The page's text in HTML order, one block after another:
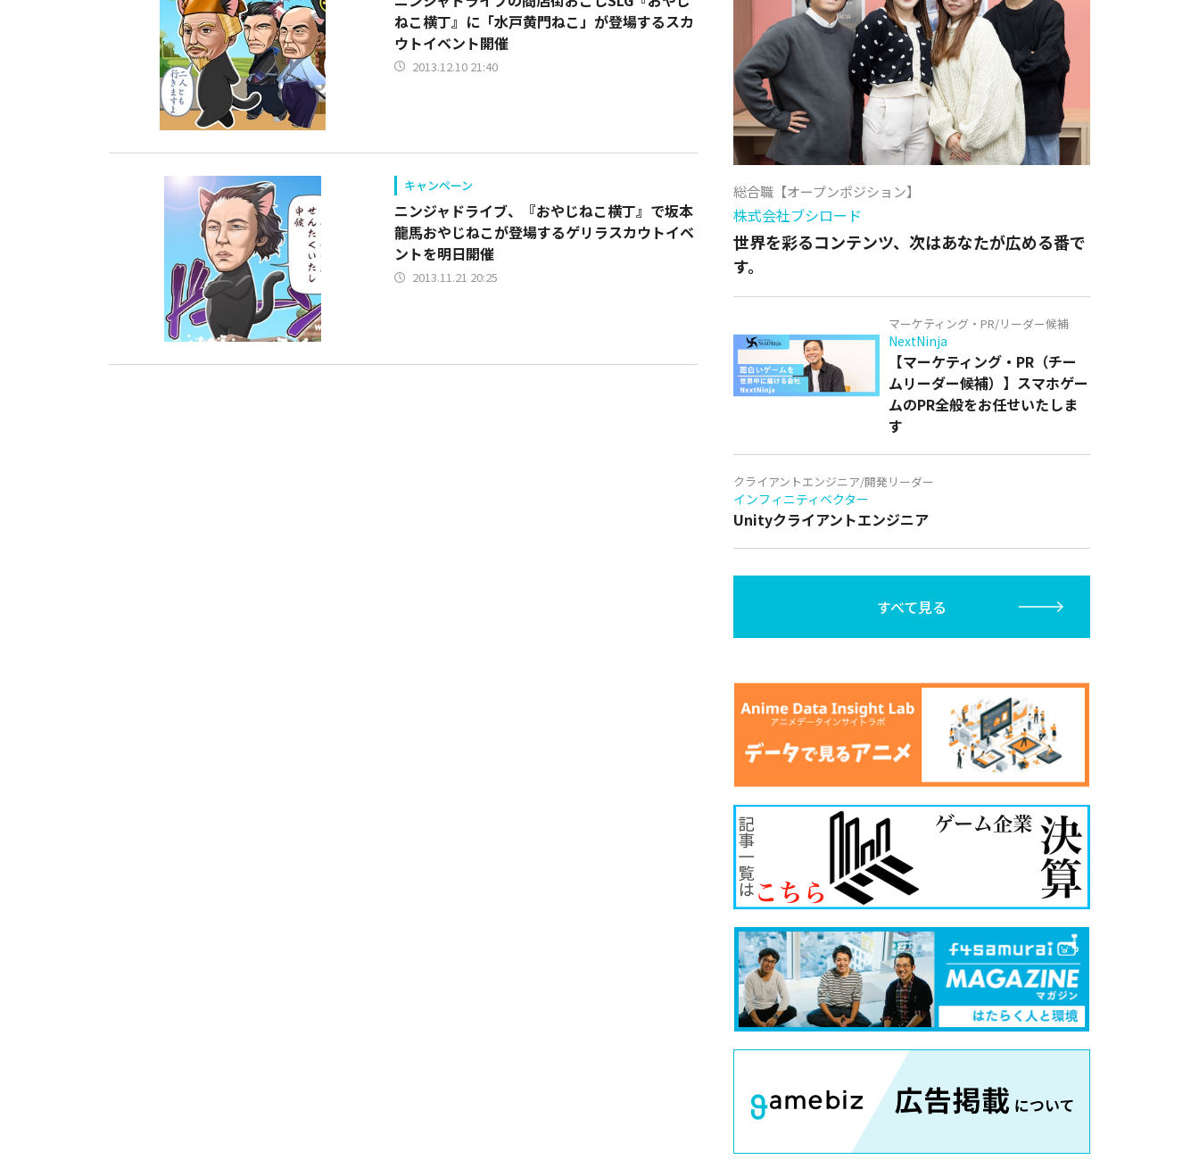
ねこ横丁』に「水戸黄門ねこ」が登場するスカ
ウトイベント開催
2013.12.10 21:40
キャンペーン
ニンジャドライブ、『おやじねこ横丁』で坂本
龍馬おやじねこが登場するゲリラスカウトイベ
ントを明日開催
2013.11.21 20:25
総合職【オープンポジション】
株式会社ブシロード
世界を彩るコンテンツ、次はあなたが広める番で
す。
マーケティング・PR/リーダー候補
NextNinja
【マーケティング・PR（チー
ムリーダー候補）】スマホゲー
ムのPR全般をお任せいたしま
す
クライアントエンジニア/開発リーダー
インフィニティベクター
Unityクライアントエンジニア
すべて見る